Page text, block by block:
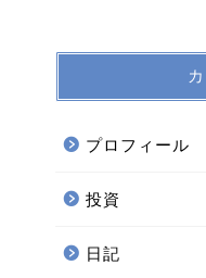
投資
プロフィール
投資
日記